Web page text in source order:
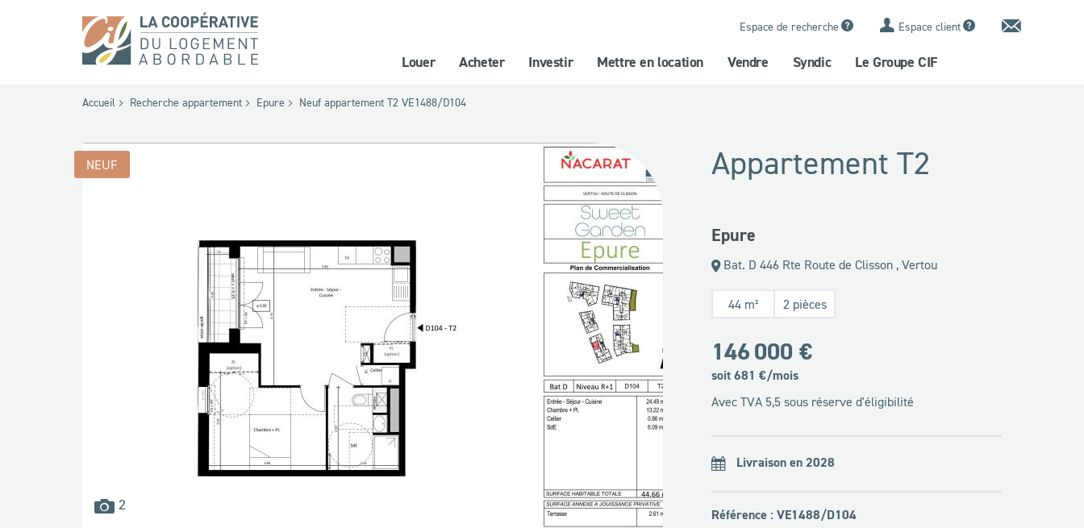
Espace de recherche Espace client Contact
Louer Acheter Investir Mettre en location Vendre Syndic Le Groupe CIF
Accueil Recherche appartement Epure Neuf appartement T2 VE1488/D104
NEUF
2
Appartement T2
Epure
Bat. D 446 Rte Route de Clisson , Vertou
44 m² 2 pièces
146 000 €
soit681 €/mois
Avec TVA 5,5 sous réserve d'éligibilité
Livraison en 2028
Référence : VE1488/D104